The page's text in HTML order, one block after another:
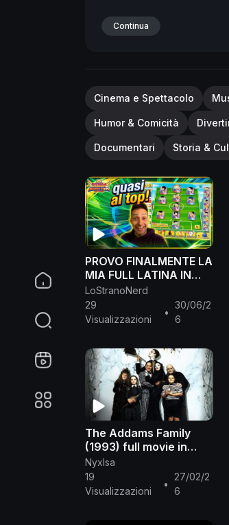
Continua
Cinema e Spettacolo
Humor & Comicità
Documentari Storia &
PROVO FINALMENTE LA
MIA FULL LATINA IN
PVP!
#captaintsubasadream
team
LoStranoNerd
29
Visualizzazioni
•
30/06/2
6
The Addams Family
(1993) full movie in
English
NyxIsa
19
Visualizzazioni
•
27/02/2
6